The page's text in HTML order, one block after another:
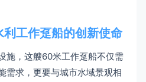
工作趸船的创新使命
施，这艘60米工作趸船不仅需
需求，更要与城市水域景观相